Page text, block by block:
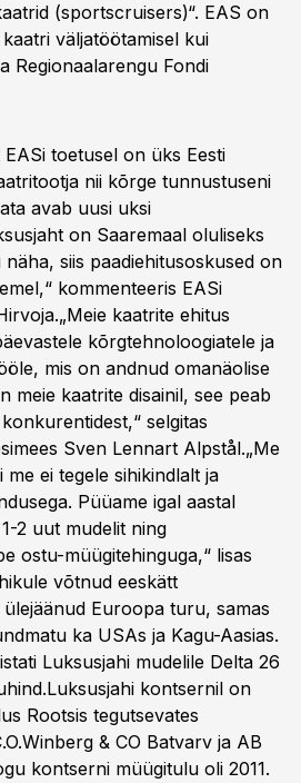
(sportscruisers)“. EAS on
väljatöötamisel kui
Regionaalarengu Fondi
toetusel on üks Eesti
nii kõrge tunnustuseni
avab uusi uksi
on Saaremaal oluliseks
siis paadiehitusoskused on
kommenteeris EASi
kaatrite ehitus
kõrgtehnoloogiatele ja
mis on andnud omanäolise
meie kaatrite disainil, see peab
selgitas
Sven Lennart Alpstål.„Me
ei tegele sihikindlalt ja
Püüame igal aastal
2 uut mudelit ning
ostu-müügitehinguga,“ lisas
võtnud eeskätt
Euroopa turu, samas
ka USAs ja Kagu-Aasias.
Luksusjahi mudelile Delta 26
kontsernil on
Rootsis tegutsevates
& CO Batvarv ja AB
kontserni müügitulu oli 2011.